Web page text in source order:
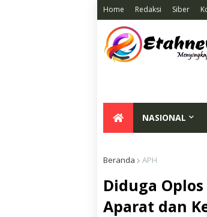
Home Redaksi Siber
NASIONAL
Beranda APH
Diduga
Aparat dan